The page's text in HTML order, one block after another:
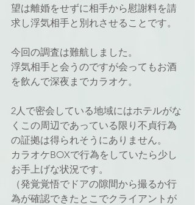
望は離婚をせずに相手から慰謝料を請
求し浮気相手と別れさせることです。
今回の調査は難航しました。
浮気相手と会うのですが会ってもお酒
を飲んで深夜までカラオケ。
2人で密会している地域にはホテルがな
くこの周辺であっている限り不貞行為
の証拠は得られそうにありません。
カラオケBOXで行為をしていたら少し
お手上げな状況です。
（発覚覚悟でドアの隙間から撮るか行
為が確認できたとこでクライアントが